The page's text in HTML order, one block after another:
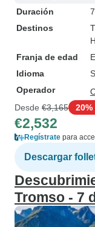
Duración
Destinos
Franja de edad
Idioma
Operador
Desde €3,165
€2,532
Regístrate para
Descargar
Tromso - 7